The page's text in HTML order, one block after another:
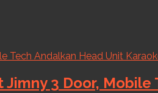
3 Door,